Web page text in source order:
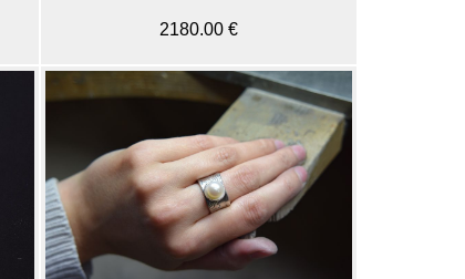
2180.00 €